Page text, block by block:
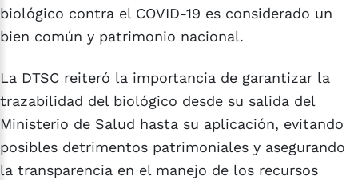
biológico contra el COVID-19 es considerado un
bien común y patrimonio nacional.
La DTSC reiteró la importancia de garantizar la
trazabilidad del biológico desde su salida del
Ministerio de Salud hasta su aplicación, evitando
posibles detrimentos patrimoniales y asegurando
la transparencia en el manejo de los recursos